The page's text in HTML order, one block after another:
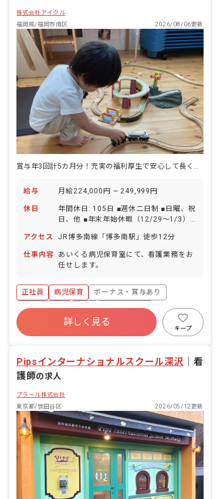
ス 20名／職員2名 5歳児クラス 20名
／職員2名 ※フリー4名、主任1名になり
ます。 ■保育理念（保育への想い・大切
にしていることなど） 「働く保護者を応
援します！」という考えのもと、子ども
だけではなく保護者のサポートも大切に
考えています。また、保護者の要望には
柔軟に対応しています。baby homeは体
験と主体性を大切に保育計画を考えてお
り、英語、リトミック、サッカー、スイ
ミングなど幼児教育を実践しています。
総床面積が493平米の園内では広々と保
育が行なえますよ！
株式会社アイクル
福岡県/福岡市南区
2026/08/06更新
給与 月給224,000円 ~ 249,999円
休日
年間休日: 105日 ■週休二日制 ■日曜、祝
日、他 ■年末年始休暇（12/29～1/3）
休暇 ■介護・看護休暇
アクセス JR博多南線「博多南駅」徒歩12分
仕事内容
あいくる病児保育室にて、看護業務をお
任せします。
正社員 病児保育
ボーナス・賞与あり
社会保険完備
有給
福利厚生充実
残業少なめ
昇給昇進あり
詳しく見る
キープ
Pipsインターナショナルスクール深沢
看
護師の求人
プラール株式会社
東京都/世田谷区
2026/05/12更新